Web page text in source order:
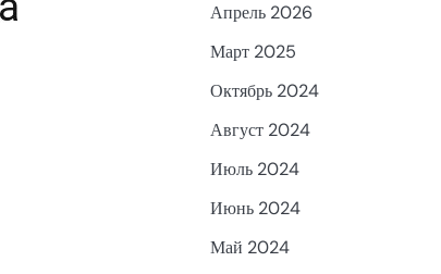
Апрель 2026
Март 2025
Октябрь 2024
Август 2024
Июль 2024
Июнь 2024
Май 2024